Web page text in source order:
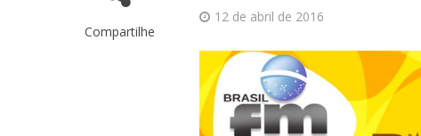
Compartilhe
12 de abril de 2016